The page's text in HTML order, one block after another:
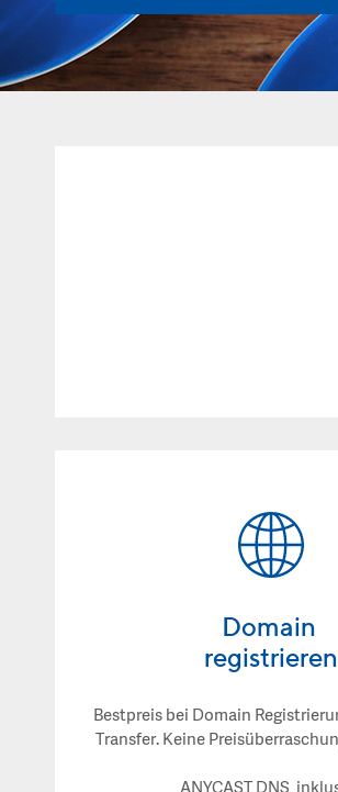
Domain
registrieren
Bestpreis bei Domain
Transfer. Keine